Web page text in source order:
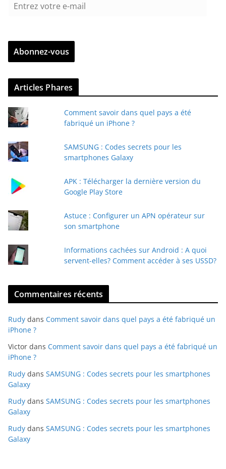
r
z
v
r
e
e
a
Abonnez-vous
Articles Phares
Comment savoir dans quel pays a été
fabriqué un iPhone ?
SAMSUNG : Codes secrets pour les
smartphones Galaxy
APK : Télécharger la dernière version du
Google Play Store
Astuce : Configurer un APN opérateur sur
son smartphone
Informations cachées sur Android : A quoi
servent-elles? Comment accéder à ses USSD?
Commentaires récents
Rudy dans Comment savoir dans quel pays a été fabriqué un
iPhone ?
Victor dans Comment savoir dans quel pays a été fabriqué un
iPhone ?
Rudy dans SAMSUNG : Codes secrets pour les smartphones
Galaxy
Rudy dans SAMSUNG : Codes secrets pour les smartphones
Galaxy
Rudy dans SAMSUNG : Codes secrets pour les smartphones
Galaxy